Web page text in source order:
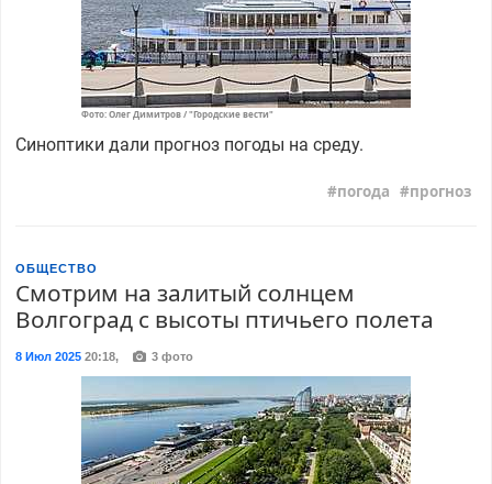
Фото: Олег Димитров / "Городские вести"
Синоптики дали прогноз погоды на среду.
погода прогноз
ОБЩЕСТВО
Смотрим на залитый солнцем
Волгоград с высоты птичьего полета
8 Июл 202520:18, 3 фото